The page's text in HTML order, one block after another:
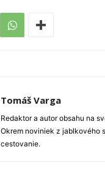
Tomáš Varga
Redaktor a autor obsahu na
Okrem noviniek z jablkového
cestovanie.